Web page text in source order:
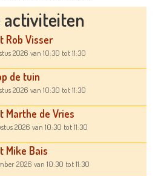
activiteiten
Rob Visser
2026 van 10:30 tot 11:30
de tuin
2026 van 10:30 tot 11:30
Marthe de Vries
2026 van 10:30 tot 11:30
Mike Bais
2026 van 10:30 tot 11:30